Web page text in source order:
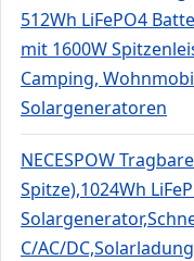
512Wh LiFePO4
mit 1600W
Camping,
Solargeneratoren
NECESPOW
Spitze),1024Wh
C/AC/